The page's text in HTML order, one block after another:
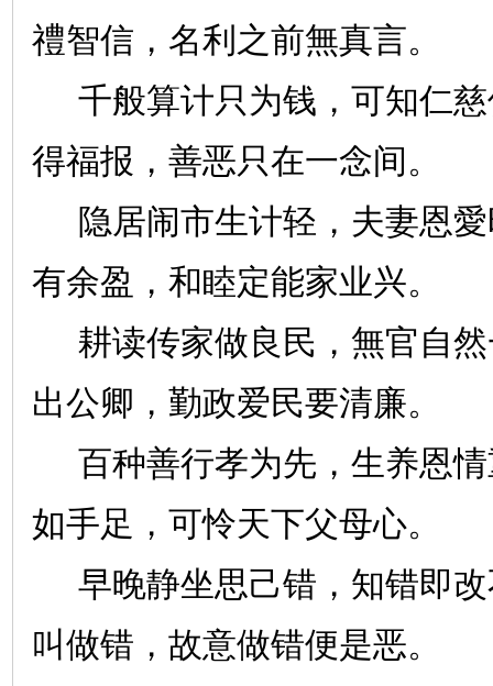
禮智信，名利之前無真言。
千般算计只为钱，可知仁
得福报，善恶只在一念间。
隐居闹市生计轻，夫妻恩
有余盈，和睦定能家业兴。
耕读传家做良民，無官自
出公卿，勤政爱民要清廉。
百种善行孝为先，生养恩
如手足，可怜天下父母心。
早晚静坐思己错，知错即
叫做错，故意做错便是恶。